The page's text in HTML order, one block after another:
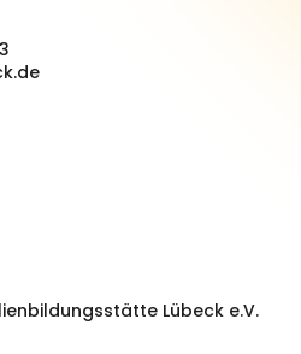
Lübeck e.V.